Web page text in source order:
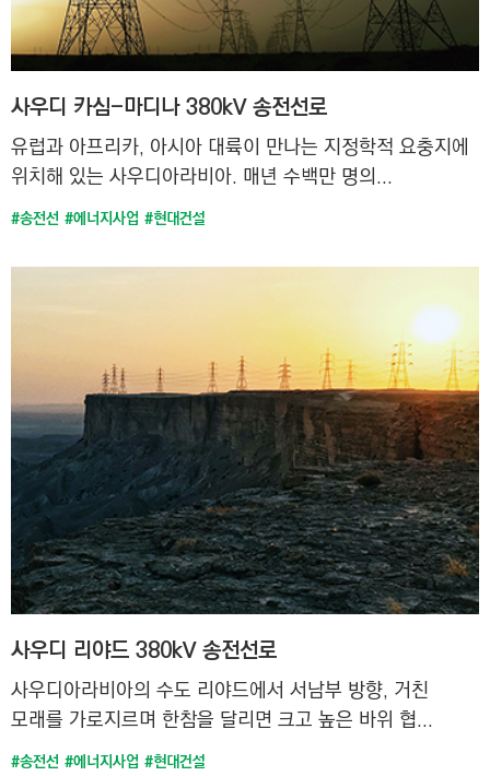
사우디 카심-마디나 380kV 송전선로
유럽과 아프리카, 아시아 대륙이 만나는 지정학적 요충지에
위치해 있는 사우디아라비아. 매년 수백만 명의...
#송전선 #에너지사업 #현대건설
사우디 리야드 380kV 송전선로
사우디아라비아의 수도 리야드에서 서남부 방향, 거친
모래를 가로지르며 한참을 달리면 크고 높은 바위 협...
#송전선 #에너지사업 #현대건설